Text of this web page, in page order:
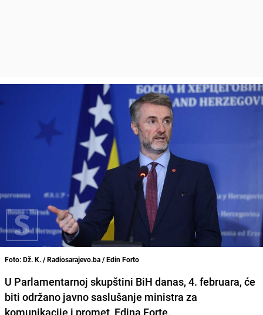
Foto: Dž. K. / Radiosarajevo.ba / Edin Forto
U Parlamentarnoj skupštini BiH danas, 4. februara, će
biti održano javno saslušanje ministra za
komunikacije i promet, Edina Forte.